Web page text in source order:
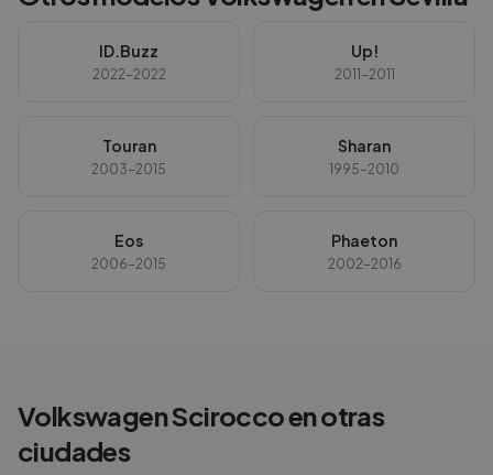
ID.Buzz
2022-2022
Up!
2011-2011
Touran
2003-2015
Sharan
1995-2010
Eos
2006-2015
Phaeton
2002-2016
VolkswagenSciroccoen otras
ciudades